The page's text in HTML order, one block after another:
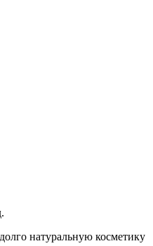
натуральную косметику